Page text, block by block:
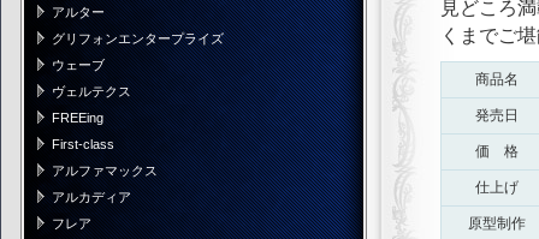
アルター
グリフォンエンタープライズ
ウェーブ
ヴェルテクス
FREEing
First-class
アルファマックス
アルカディア
フレア
見どころ
くまでご
商品名
発売日
価 格
仕上げ
原型制作